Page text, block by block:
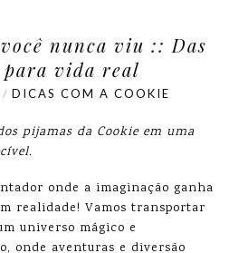
nunca viu :: Das
para vida real
/ DICAS COM A COOKIE
pijamas da Cookie em uma
onde a imaginação ganha
realidade! Vamos transportar
universo mágico e
onde aventuras e diversão